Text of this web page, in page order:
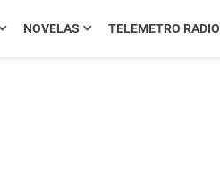
NOVELAS TELEMETRO RADIO